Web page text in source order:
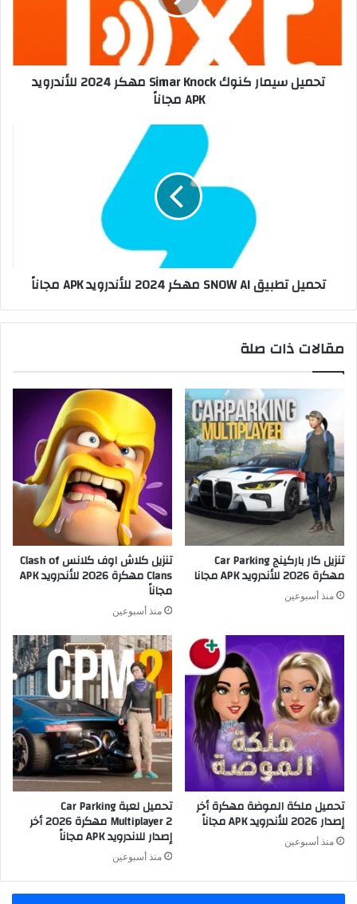
تحميل سيمار كنوك Simar Knock مهكر 2024 للأندرويد
APK مجاناً
تحميل تطبيق SNOW AI مهكر 2024 للأندرويد APK مجاناً
مقالات ذات صلة
تنزيل كار باركينج Car Parking
مهكرة 2026 للأندرويد APK مجانا
منذ أسبوعين
تنزيل كلاش اوف كلانس Clash of
Clans مهكرة 2026 للأندرويد APK
مجاناً
منذ أسبوعين
تحميل ملكة الموضة مهكرة أخر
إصدار 2026 للأندرويد APK مجاناً
منذ أسبوعين
تحميل لعبة Car Parking
Multiplayer 2 مهكرة 2026 أخر
إصدار للاندرويد APK مجاناً
منذ أسبوعين